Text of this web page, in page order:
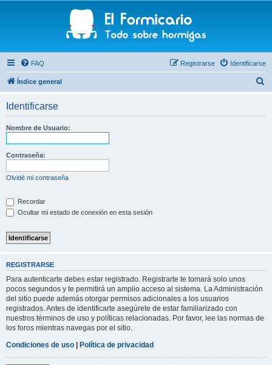
FAQ Identificarse
Registrarse
Índice general
Identificarse
Nombre de Usuario:
Contraseña:
Olvidé mi contraseña
Recordar
Ocultar mi estado de conexión en esta sesión
REGISTRARSE
Para autenticarte debes estar registrado. Registrarte te tomará solo unos
pocos segundos y te permitirá un amplio acceso al sistema. La Administración
del sitio puede además otorgar permisos adicionales a los usuarios
registrados. Antes de identificarte asegúrete de estar familiarizado con
nuestros términos de uso y políticas relacionadas. Por favor, lee las normas de
los foros mientras navegas por el sitio.
Condiciones de uso | Política de privacidad